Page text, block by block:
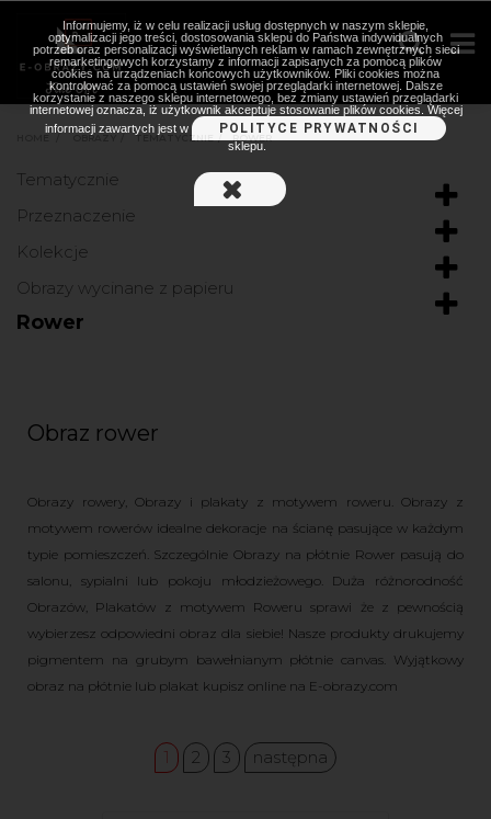
OBRAZY TEMATYCZNIE
Tematycznie
Przeznaczenie
Kolekcje
Obrazy wycinane z papieru
Rower
Obraz rower
Obrazy rowery, Obrazy i plakaty z motywem roweru. Obrazy z
motywem rowerów idealne dekoracje na ścianę pasujące w każdym
typie pomieszczeń. Szczególnie Obrazy na płótnie Rower pasują do
salonu, sypialni lub pokoju młodzieżowego. Duża różnorodność
Obrazów, Plakatów z motywem Roweru sprawi że z pewnością
wybierzesz odpowiedni obraz dla siebie! Nasze produkty drukujemy
pigmentem na grubym bawełnianym płótnie canvas. Wyjątkowy
obraz na płótnie lub plakat kupisz online na E-obrazy.com
1 2 3 następna
Informujemy, iż w celu realizacji usług dostępnych w naszym sklepie,
optymalizacji jego treści, dostosowania sklepu do Państwa indywidualnych
potrzeb oraz personalizacji wyświetlanych reklam w ramach zewnętrznych sieci
remarketingowych korzystamy z informacji zapisanych za pomocą plików
cookies na urządzeniach końcowych użytkowników. Pliki cookies można
kontrolować za pomocą ustawień swojej przeglądarki internetowej. Dalsze
korzystanie z naszego sklepu internetowego, bez zmiany ustawień przeglądarki
internetowej oznacza, iż użytkownik akceptuje stosowanie plików cookies. Więcej
informacji zawartych jest w
POLITYCE PRYWATNOŚCI
sklepu.